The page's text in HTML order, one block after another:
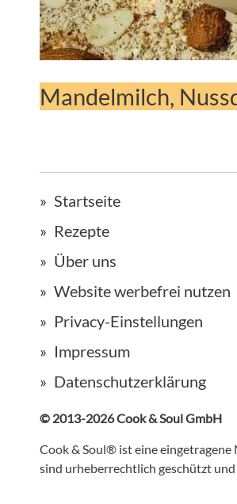
Mandelmilch,
Startseite
Rezepte
Über uns
Website werbefrei nutzen
Privacy-Einstellungen
Impressum
Datenschutzerklärung
© 2013-2026 Cook & Soul GmbH
Cook & Soul® ist eine
sind urheberrechtlich geschützt